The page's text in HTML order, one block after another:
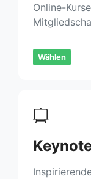
Online-
Wählen